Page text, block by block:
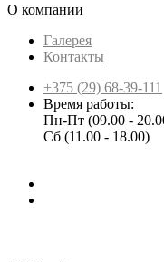
О компании
Галерея
Контакты
+375 (29) 68-39-111
Время работы:
Пн-Пт (09.00 -
Сб (11.00 - 18.00)